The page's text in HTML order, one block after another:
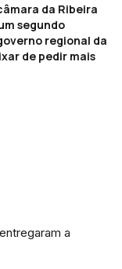
da Ribeira
segundo
regional da
de pedir mais
a